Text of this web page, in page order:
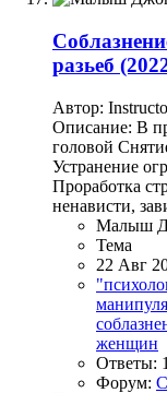
разьеб
Автор:
Описание: В
головой
Устранение
Проработка
ненависти,
Малыш
Тема
22 Авг
женщин
Ответы:
Форум: